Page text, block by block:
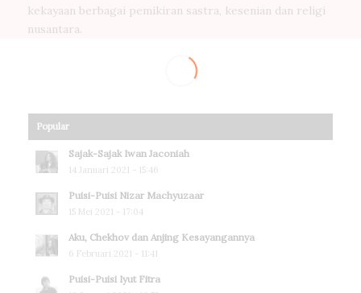
kekayaan berbagai pemikiran sastra, kesenian dan religi
nusantara.
Popular
Sajak-Sajak Iwan Jaconiah
14 Januari 2021 - 15:46
Puisi-Puisi Nizar Machyuzaar
15 Mei 2021 - 17:04
Aku, Chekhov dan Anjing Kesayangannya
6 Februari 2021 - 11:41
Puisi-Puisi Iyut Fitra